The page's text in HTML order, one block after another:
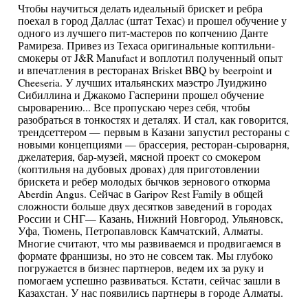
Чтобы научиться делать идеальный брискет и ребра
поехал в город Даллас (штат Техас) и прошел обучение у
одного из лучшего пит-мастеров по копчению Данте
Рамиреза. Привез из Техаса оригинальные коптильни-
смокеры от J&R Manufact и воплотил полученный опыт
и впечатления в ресторанах Brisket BBQ by beerpoint и
Cheeseria. У лучших итальянских маэстро Луиджино
Сибиллина и Джакомо Гасперини прошел обучение
сыроварению... Все пропускаю через себя, чтобы
разобраться в тонкостях и деталях. И стал, как говорится,
трендсеттером — первым в Казани запустил рестораны с
новыми концепциями — брассерия, ресторан-сыроварня,
джелатерия, бар-музей, мясной проект со смокером
(коптильня на дубовых дровах) для приготовлении
брискета и ребер молодых бычков зернового откорма
Aberdin Angus. Сейчас в Garipov Rest Family в общей
сложности больше двух десятков заведений в городах
России и СНГ— Казань, Нижний Новгород, Ульяновск,
Уфа, Тюмень, Петропавловск Камчатский, Алматы.
Многие считают, что мы развиваемся и продвигаемся в
формате франшизы, но это не совсем так. Мы глубоко
погружается в бизнес партнеров, ведем их за руку и
помогаем успешно развиваться. Кстати, сейчас зашли в
Казахстан. У нас появились партнеры в городе Алматы.